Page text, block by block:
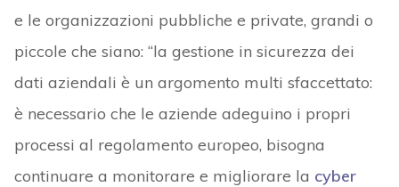
e le organizzazioni pubbliche e private, grandi o
piccole che siano: “la gestione in sicurezza dei
dati aziendali è un argomento multi sfaccettato:
è necessario che le aziende adeguino i propri
processi al regolamento europeo, bisogna
continuare a monitorare e migliorare la cyber